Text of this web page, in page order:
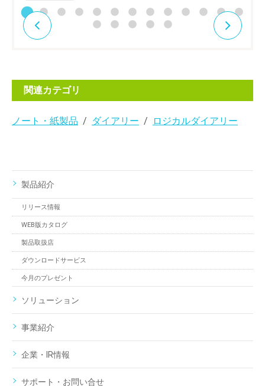
関連カテゴリ
ノート・紙製品 ダイアリー ロジカルダイアリー
製品紹介
リリース情報
WEB版カタログ
製品取扱店
ダウンロードサービス
今月のプレゼント
ソリューション
事業紹介
企業・IR情報
サポート・お問い合せ